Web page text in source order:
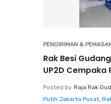
PENGIRIMAN &
Rak Besi
UP2D Cempaka
Posted by Raja Rak
Putih Jakarta Pusat,